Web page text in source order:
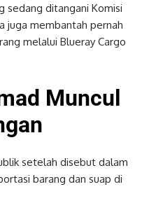
sedang ditangani Komisi
juga membantah pernah
melalui Blueray Cargo
Muncul
setelah disebut dalam
barang dan suap di